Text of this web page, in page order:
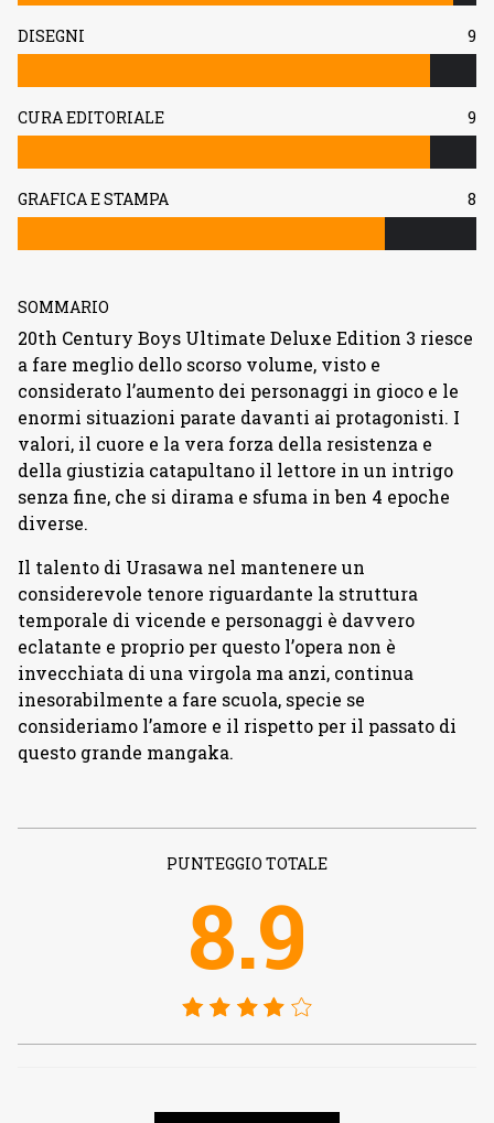
DISEGNI 9
CURA EDITORIALE 9
GRAFICA E STAMPA 8
SOMMARIO
20th Century Boys Ultimate Deluxe Edition 3 riesce
a fare meglio dello scorso volume, visto e
considerato l’aumento dei personaggi in gioco e le
enormi situazioni parate davanti ai protagonisti. I
valori, il cuore e la vera forza della resistenza e
della giustizia catapultano il lettore in un intrigo
senza fine, che si dirama e sfuma in ben 4 epoche
diverse.
Il talento di Urasawa nel mantenere un
considerevole tenore riguardante la struttura
temporale di vicende e personaggi è davvero
eclatante e proprio per questo l’opera non è
invecchiata di una virgola ma anzi, continua
inesorabilmente a fare scuola, specie se
consideriamo l’amore e il rispetto per il passato di
questo grande mangaka.
PUNTEGGIO TOTALE
8.9